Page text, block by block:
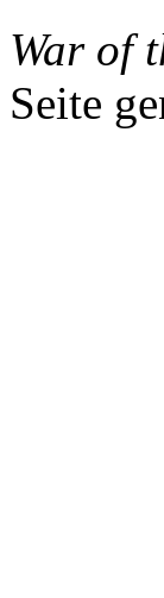
War of
Seite